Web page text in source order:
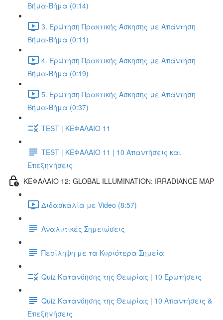
Βήμα-Βήμα (0:14)
3. Ερώτηση Πρακτικής Άσκησης με Απάντηση
Βήμα-Βήμα (0:11)
4. Ερώτηση Πρακτικής Άσκησης με Απάντηση
Βήμα-Βήμα (0:19)
5. Ερώτηση Πρακτικής Άσκησης με Απάντηση
Βήμα-Βήμα (0:37)
TEST | ΚΕΦΑΛΑΙΟ 11
TEST | ΚΕΦΑΛΑΙΟ 11 | 10 Απαντήσεις και
Επεξηγήσεις
ΚΕΦΑΛΑΙΟ 12: GLOBAL ILLUMINATION: IRRADIANCE MAP
Διδασκαλία με Video (8:57)
Αναλυτικές Σημειώσεις
Περίληψη με τα Κυριότερα Σημεία
Quiz Κατανόησης της Θεωρίας | 10 Ερωτήσεις
Quiz Κατανόησης της Θεωρίας | 10 Απαντήσεις &
Επεξηγήσεις